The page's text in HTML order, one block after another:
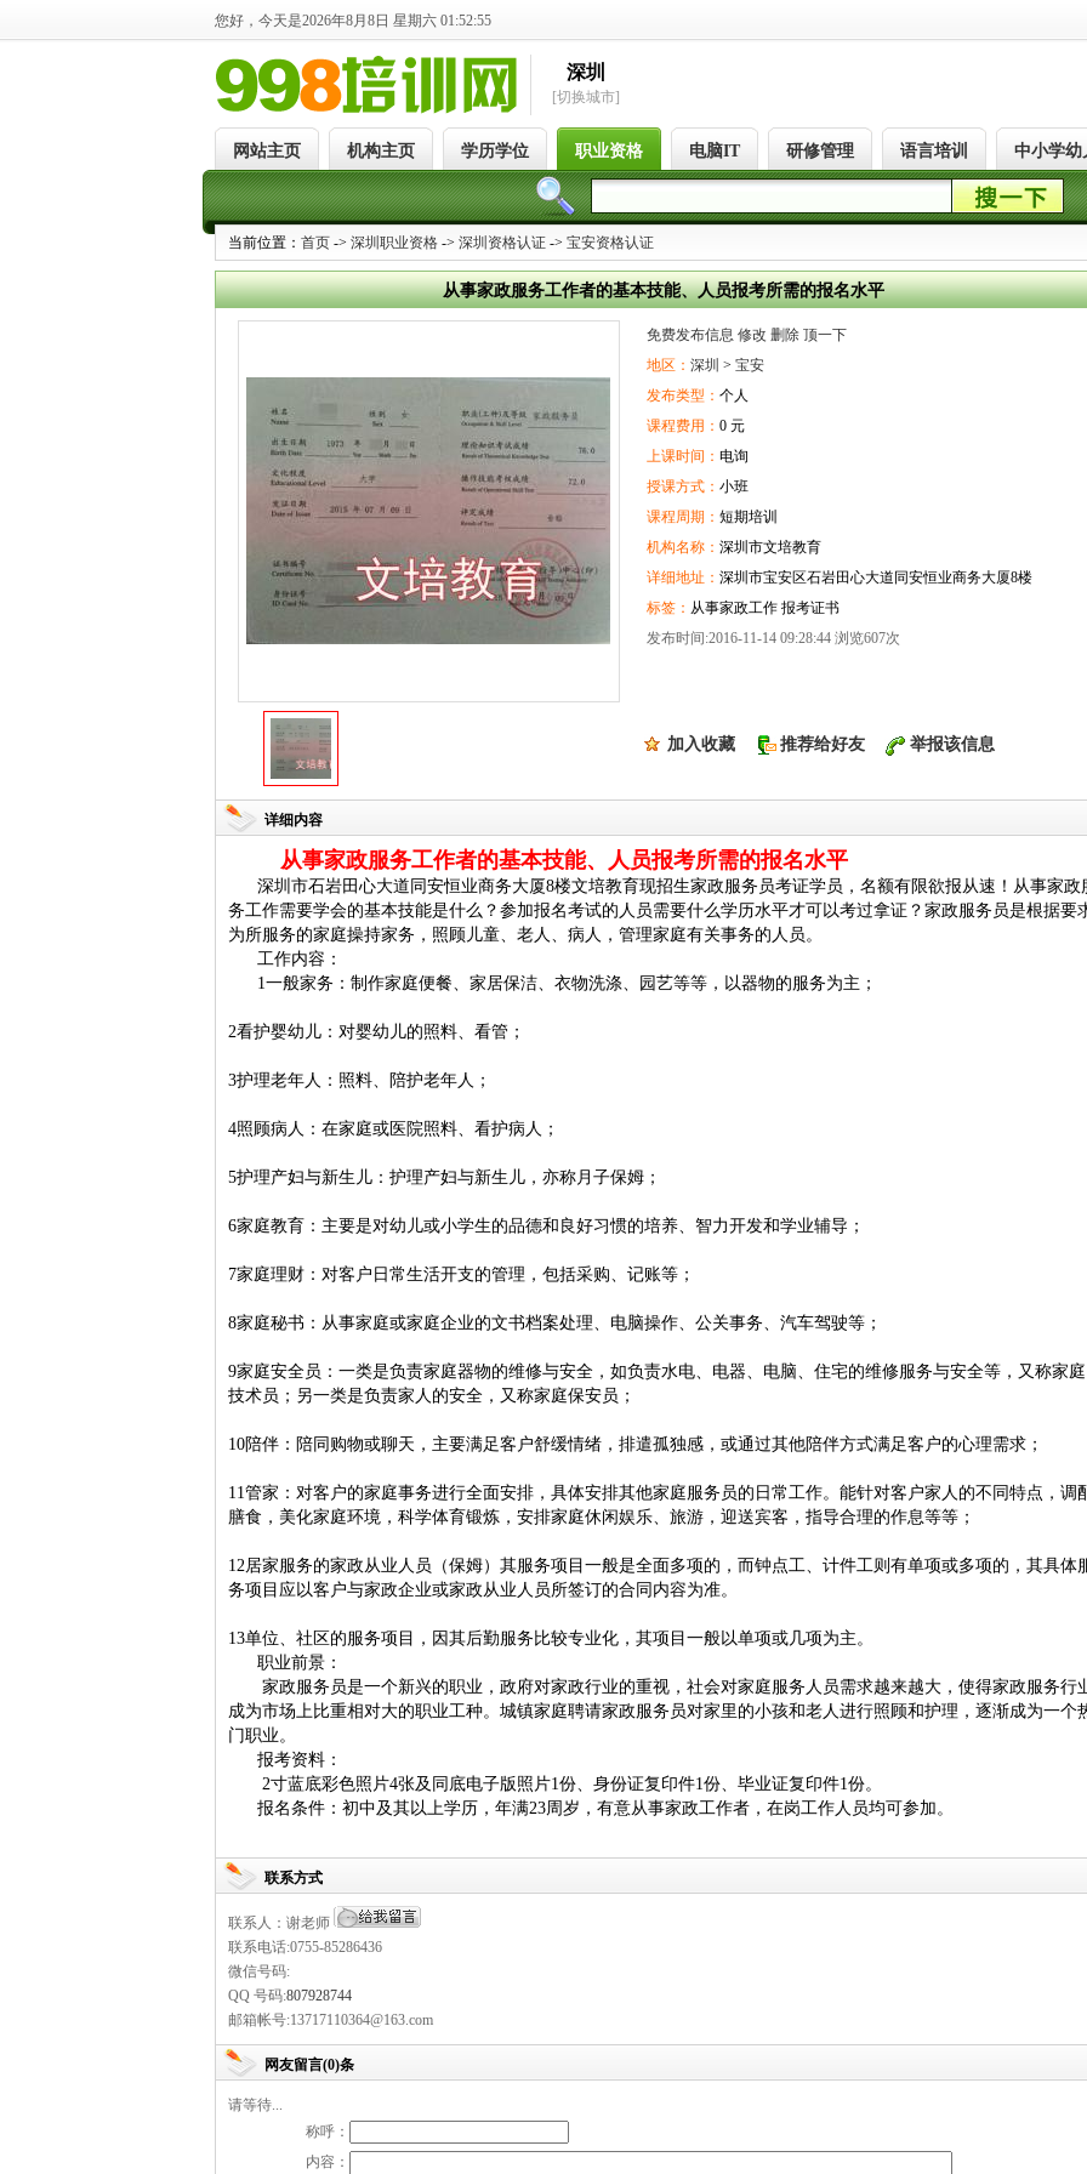
您好，今天是2026年8月8日 星期六 01:52:55
深圳
[切换城市]
网站主页 机构主页 学历学位 职业资格 电脑IT 研修管理 语言培训 中小学幼
当前位置： 首页 -> 深圳职业资格 -> 深圳资格认证 -> 宝安资格认证
从事家政服务工作者的基本技能、人员报考所需的报名水平
免费发布信息 修改 删除 顶一下
地区： 深圳 > 宝安
发布类型： 个人
课程费用： 0 元
上课时间： 电询
授课方式： 小班
课程周期： 短期培训
机构名称： 深圳市文培教育
详细地址： 深圳市宝安区石岩田心大道同安恒业商务大厦8楼
标签： 从事家政工作 报考证书
发布时间:2016-11-14 09:28:44 浏览607次
加入收藏 推荐给好友 举报该信息
详细内容
从事家政服务工作者的基本技能、人员报考所需的报名水平
深圳市石岩田心大道同安恒业商务大厦8楼文培教育现招生家政服务员考证学员，名额有限欲报从速！从事家政
务工作需要学会的基本技能是什么？参加报名考试的人员需要什么学历水平才可以考过拿证？家政服务员是根据要
为所服务的家庭操持家务，照顾儿童、老人、病人，管理家庭有关事务的人员。
工作内容：
1一般家务：制作家庭便餐、 家居保洁、衣物洗涤、园艺等等，以器物的服务为主；
2看护婴幼儿：对婴幼儿的照料、看管；
3护理老年人：照料、陪护老年人；
4照顾病人：在家庭或医院照料、看护病人；
5护理产妇与新生儿：护理产妇与新生儿，亦称月子保姆；
6家庭教育：主要是对幼儿或小学生的品德和良好习惯的培养、 智力开发和学业辅导；
7家庭理财 ：对客户日常生活开支的管理，包括采购、记账等；
8家庭秘书：从事家庭或家庭企业的文书档案处理、电脑操作、公关事务、 汽车驾驶等；
9家庭安全员：一类是负责家庭器物的维修与安全，如负责水电、电器、电脑、住宅的维修服务与安全等，又称家庭
技术员；另一类是负责家人的安全，又称家庭保安员；
10陪伴：陪同购物或聊天，主要满足客户舒缓情绪，排遣孤独感，或通过其他陪伴方式满足客户的心理需求；
11管家：对客户的家庭事务进行全面安排，具体安排其他家庭服务员的日常工作。能针对客户家人的不同特点，调
膳食，美化家庭环境，科学体育锻炼 ，安排家庭休闲娱乐、旅游，迎送宾客，指导合理的作息等等；
12居家服务的家政从业人员（保姆）其服务项目一般是全面多项的，而钟点工、计件工则有单项或多项的，其具体
务项目应以客户与家政企业或家政从业人员所签订的合同内容为准。
13单位、社区的服务项目，因其后勤服务比较专业化，其项目一般以单项或几项为主。
职业前景：
家政服务员是一个新兴的职业，政府对家政行业的重视，社会对家庭服务人员需求越来越大，使得家政服务行
成为市场上比重相对大的职业工种。城镇家庭聘请家政服务员对家里的小孩和老人进行照顾和护理，逐渐成为一个
门职业。
报考资料：
2寸蓝底彩色照片4张及同底电子版照片1份、身份证复印件1份、毕业证复印件1份。
报名条件：初中及其以上学历，年满23周岁，有意从事家政工作者，在岗工作人员均可参加。
联系方式
联系人：谢老师
联系电话:0755-85286436
微信号码:
QQ 号码:807928744
邮箱帐号:13717110364@163.com
网友留言(0)条
请等待...
称呼：
内容：